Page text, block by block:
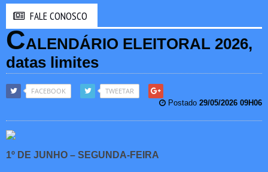
FALE CONOSCO
CALENDÁRIO ELEITORAL 2026,
datas limites
FACEBOOK
TWEETAR
Postado 29/05/2026 09H06
1º DE JUNHO – SEGUNDA-FEIRA